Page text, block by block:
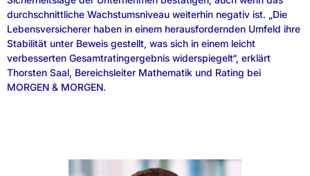
durchschnittliche Wachstumsniveau weiterhin negativ ist. „Die
Lebensversicherer haben in einem herausfordernden Umfeld ihre
Stabilität unter Beweis gestellt, was sich in einem leicht
verbesserten Gesamtratingergebnis widerspiegelt“, erklärt
Thorsten Saal, Bereichsleiter Mathematik und Rating bei
MORGEN & MORGEN.